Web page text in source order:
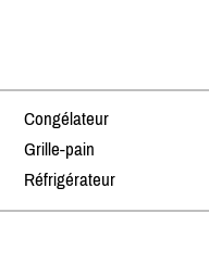
Congélateur
Grille-pain
Réfrigérateur